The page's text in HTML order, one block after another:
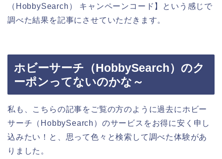
（HobbySearch） キャンペーンコード】という感じで
調べた結果を記事にさせていただきます。
ホビーサーチ（HobbySearch）のク
ーポンってないのかな～
私も、こちらの記事をご覧の方のように過去にホビー
サーチ（HobbySearch）のサービスをお得に安く申し
込みたい！と、思って色々と検索して調べた体験があ
りました。